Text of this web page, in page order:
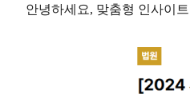
안녕하세요, 맞춤형 인사이